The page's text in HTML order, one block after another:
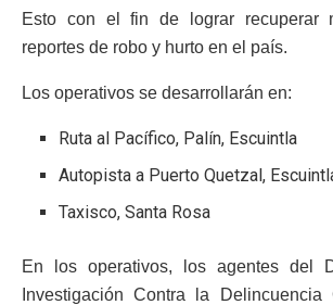
Esto con el fin de lograr recuperar
reportes de robo y hurto en el país.
Los operativos se desarrollarán en:
Ruta al Pacífico, Palín, Escuintla
Autopista a Puerto Quetzal,
Taxisco, Santa Rosa
En los operativos, los agentes del
Investigación Contra la